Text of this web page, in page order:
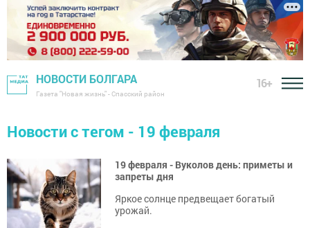
НОВОСТИ БОЛГАРА
Газета "Новая жизнь" - Спасский район
16+
Новости с тегом - 19 февраля
19 февраля - Вуколов день: приметы и
запреты дня
Яркое солнце предвещает богатый
урожай.